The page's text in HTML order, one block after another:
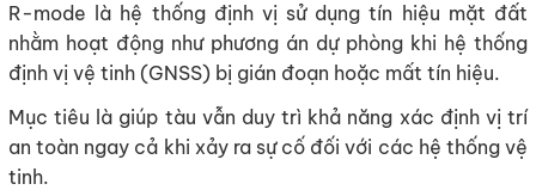
R-mode là hệ thống định vị sử dụng tín hiệu mặt đất
nhằm hoạt động như phương án dự phòng khi hệ thống
định vị vệ tinh (GNSS) bị gián đoạn hoặc mất tín hiệu.
Mục tiêu là giúp tàu vẫn duy trì khả năng xác định vị trí
an toàn ngay cả khi xảy ra sự cố đối với các hệ thống vệ
tinh.